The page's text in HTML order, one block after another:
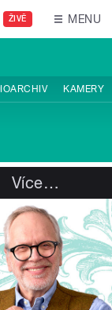
ŽIVĚ MENU
KAMERY
Více…